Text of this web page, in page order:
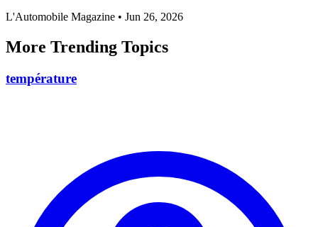
L'Automobile Magazine • Jun 26, 2026
More Trending Topics
température